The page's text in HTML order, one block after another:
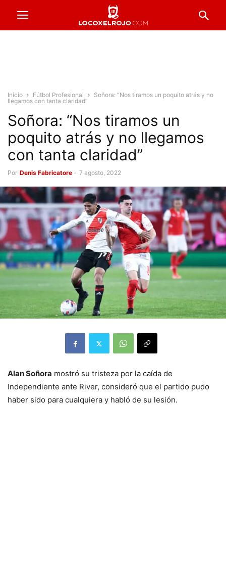
Inicio Fútbol Profesional
Soñora: “Nos tiramos un poquito atrás y no
llegamos con tanta claridad”
Soñora: “Nos tiramos un
poquito atrás y no llegamos
con tanta claridad”
Por Denis Fabricatore - 7 agosto, 2022
Alan Soñora mostró su tristeza por la caída de
Independiente ante River, consideró que el partido pudo
haber sido para cualquiera y habló de su lesión.